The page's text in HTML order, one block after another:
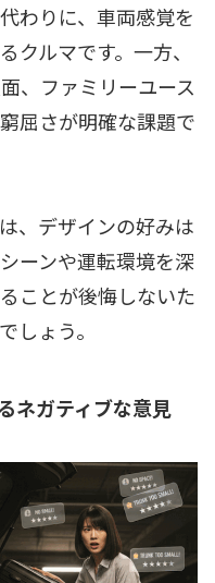
わりに、車両感覚を
クルマです。一方、
、ファミリーユース
屈さが明確な課題で
、デザインの好みは
ーンや運転環境を深
ことが後悔しないた
しょう。
ネガティブな意見